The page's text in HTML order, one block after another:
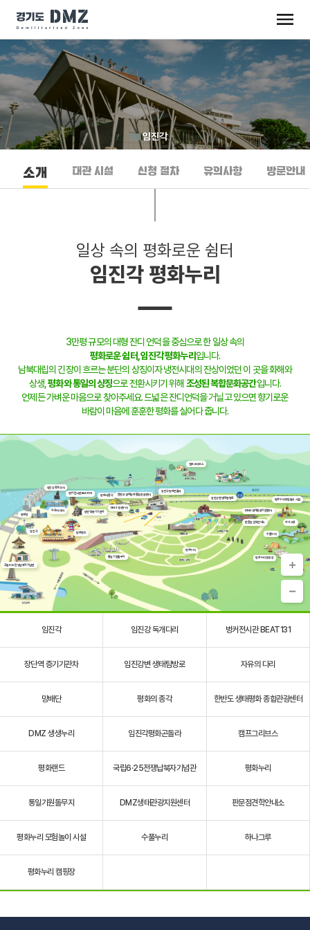
임진각
소개 대관 시설 신청 절차 유의사항 방문안내
일상 속의 평화로운 쉼터
임진각 평화누리
3만평 규모의 대형 잔디 언덕을 중심으로 한 일상 속의
평화로운 쉼터, 임진각 평화누리입니다.
남북대립의 긴장이 흐르는 분단의 상징이자 냉전시대의 잔상이었던 이 곳을 화해와
상생,평화와 통일의 상징으로 전환시키기 위해 조성된 복합문화공간입니다.
언제든 가벼운 마음으로 찾아주세요. 드넓은 잔디언덕을 거닐고 있으면 향기로운
바람이 마음에 훈훈한 평화를 실어다 줍니다.
임진각
임진강 독개다리
벙커전시관 BEAT131
장단역 증기기관차
임진강변 생태탐방로
자유의 다리
망배단
평화의 종각 한반도 생태평화 종합관광센터
DMZ 생생누리
임진각평화곤돌라
캠프그리브스
평화랜드
국립6·25전쟁납북자기념관
평화누리
통일기원돌무지
DMZ생태관광지원센터
판문점견학안내소
평화누리 모험놀이 시설
수풀누리
하나그루
평화누리 캠핑장
임진각 임진강 독개다리 벙커전시관 BEAT131
장단역 증기기관차 임진강변 생태탐방로 자유의 다리
망배단 평화의 종각 한반도 생태평화 종합관광센터
DMZ 생생누리 임진각평화곤돌라 캠프그리브스
평화랜드 국립6·25전쟁납북자기념관 평화누리
통일기원돌무지 DMZ생태관광지원센터 판문점견학안내소
평화누리 모험놀이 시설 수풀누리 하나그루
평화누리 캠핑장